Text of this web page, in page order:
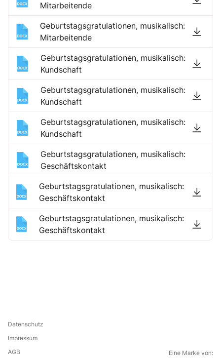
Mitarbeitende
Geburtstagsgratulationen, musikalisch:
Mitarbeitende
Geburtstagsgratulationen, musikalisch:
Kundschaft
Geburtstagsgratulationen, musikalisch:
Kundschaft
Geburtstagsgratulationen, musikalisch:
Kundschaft
Geburtstagsgratulationen, musikalisch:
Geschäftskontakt
Geburtstagsgratulationen, musikalisch:
Geschäftskontakt
Geburtstagsgratulationen, musikalisch:
Geschäftskontakt
Datenschutz
Impressum
AGB
Eine Marke von: